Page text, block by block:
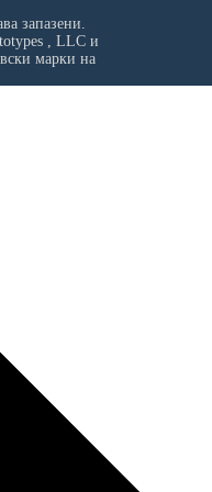
запазени.
, LLC и
марки на